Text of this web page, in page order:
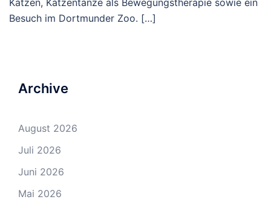
Besuch im Dortmunder Zoo. […]
Archive
August 2026
Juli 2026
Juni 2026
Mai 2026